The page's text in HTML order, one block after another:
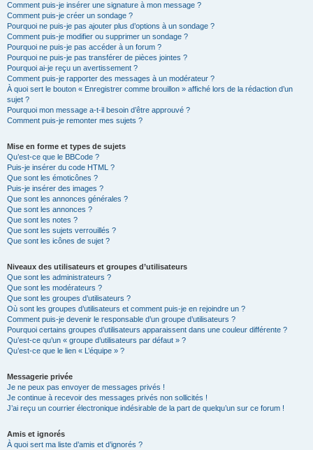
Comment puis-je insérer une signature à mon message ?
Comment puis-je créer un sondage ?
Pourquoi ne puis-je pas ajouter plus d’options à un sondage ?
Comment puis-je modifier ou supprimer un sondage ?
Pourquoi ne puis-je pas accéder à un forum ?
Pourquoi ne puis-je pas transférer de pièces jointes ?
Pourquoi ai-je reçu un avertissement ?
Comment puis-je rapporter des messages à un modérateur ?
À quoi sert le bouton « Enregistrer comme brouillon » affiché lors de la rédaction d’un
sujet ?
Pourquoi mon message a-t-il besoin d’être approuvé ?
Comment puis-je remonter mes sujets ?
Mise en forme et types de sujets
Qu’est-ce que le BBCode ?
Puis-je insérer du code HTML ?
Que sont les émoticônes ?
Puis-je insérer des images ?
Que sont les annonces générales ?
Que sont les annonces ?
Que sont les notes ?
Que sont les sujets verrouillés ?
Que sont les icônes de sujet ?
Niveaux des utilisateurs et groupes d’utilisateurs
Que sont les administrateurs ?
Que sont les modérateurs ?
Que sont les groupes d’utilisateurs ?
Où sont les groupes d’utilisateurs et comment puis-je en rejoindre un ?
Comment puis-je devenir le responsable d’un groupe d’utilisateurs ?
Pourquoi certains groupes d’utilisateurs apparaissent dans une couleur différente ?
Qu’est-ce qu’un « groupe d’utilisateurs par défaut » ?
Qu’est-ce que le lien « L’équipe » ?
Messagerie privée
Je ne peux pas envoyer de messages privés !
Je continue à recevoir des messages privés non sollicités !
J’ai reçu un courrier électronique indésirable de la part de quelqu’un sur ce forum !
Amis et ignorés
À quoi sert ma liste d’amis et d’ignorés ?